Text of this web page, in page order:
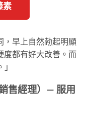
素
，早上自然勃起明顯
度都有好大改善。而
售經理）— 服用